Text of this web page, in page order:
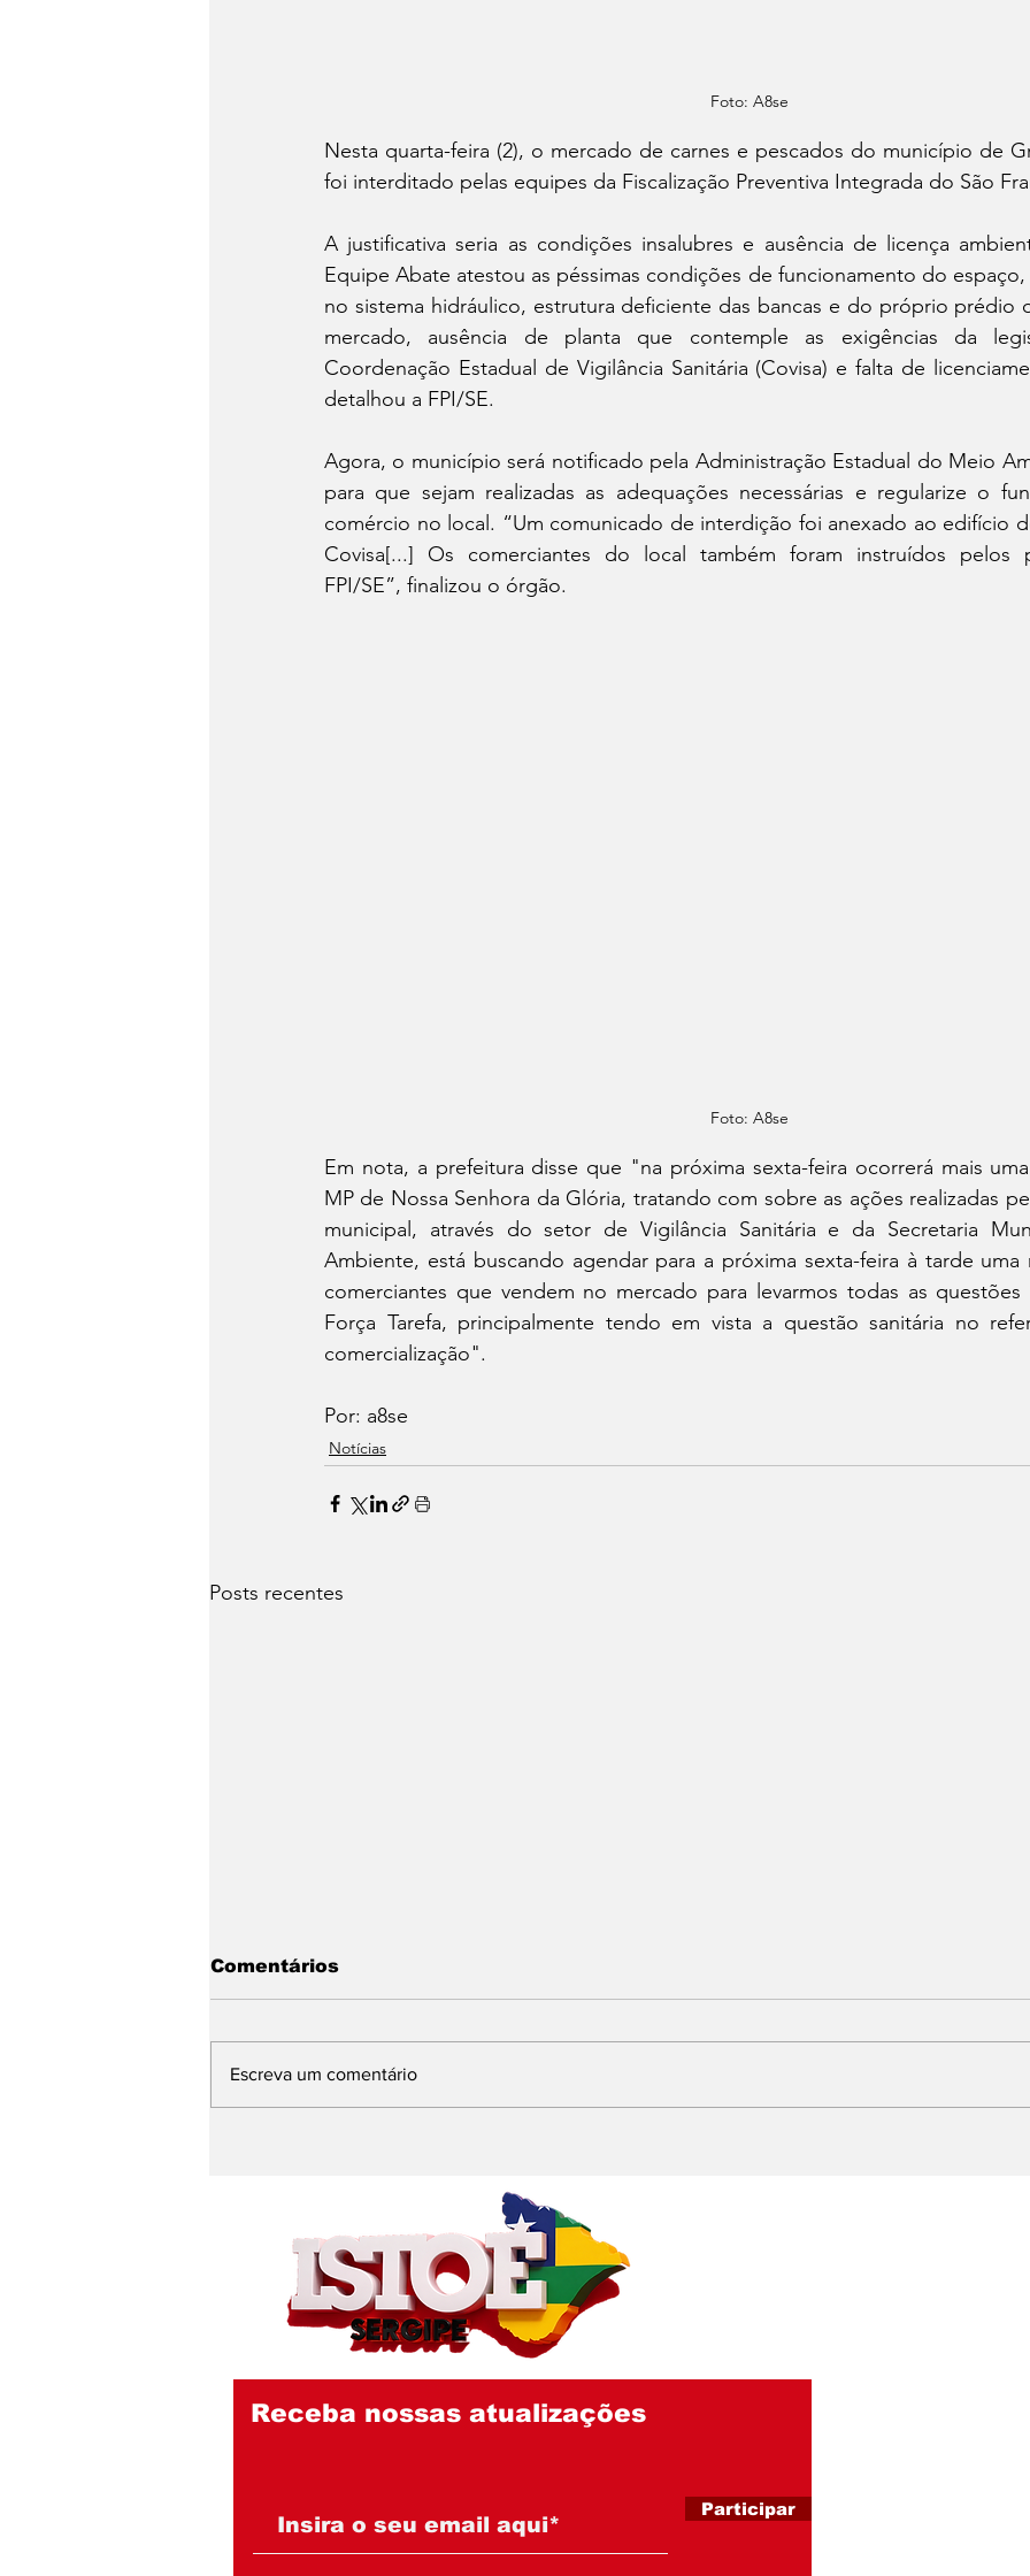
Foto: A8se
Nesta quarta-feira (2), o mercado de carnes e pescados do município de
foi interditado pelas equipes da Fiscalização Preventiva Integrada do São
A justificativa seria as condições insalubres e ausência de licença
Equipe Abate atestou as péssimas condições de funcionamento do
no sistema hidráulico, estrutura deficiente das bancas e do próprio prédio
mercado, ausência de planta que contemple as exigências da
Coordenação Estadual de Vigilância Sanitária (Covisa) e falta de
detalhou a FPI/SE.
Agora, o município será notificado pela Administração Estadual do Meio
para que sejam realizadas as adequações necessárias e regularize o
comércio no local. “Um comunicado de interdição foi anexado ao edifício
Covisa[...] Os comerciantes do local também foram instruídos pelos
FPI/SE”, finalizou o órgão.
Foto: A8se
Em nota, a prefeitura disse que "na próxima sexta-feira ocorrerá mais
MP de Nossa Senhora da Glória, tratando com sobre as ações realizadas
municipal, através do setor de Vigilância Sanitária e da Secretaria
Ambiente, está buscando agendar para a próxima sexta-feira à tarde uma
comerciantes que vendem no mercado para levarmos todas as questões
Força Tarefa, principalmente tendo em vista a questão sanitária no
comercialização".
Por: a8se
Notícias
Posts recentes
investigada pelo MPCE,
e seguem sem explicar
contrato de R$ 290
milhões no Nestor Piva
290 milhões envolve
entidade acusada de
fraude em licitações
Comentários
Escreva um comentário
Receba nossas atualizações
Participar